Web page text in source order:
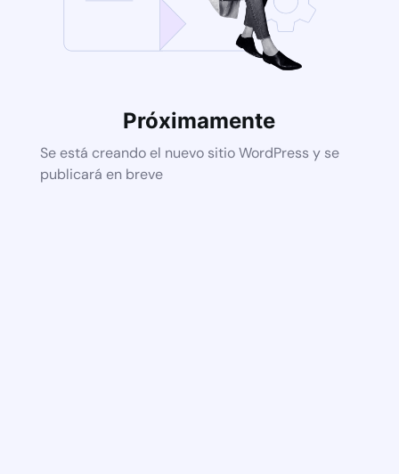
Próximamente
Se está creando el nuevo sitio WordPress y se
publicará en breve